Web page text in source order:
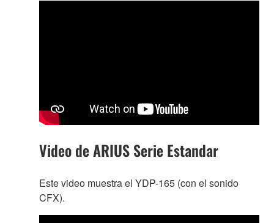
Video de ARIUS Serie Estandar
Este video muestra el YDP-165 (con el sonido
CFX).